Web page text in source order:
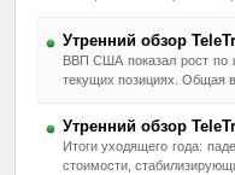
Утренний обзор
ВВП США показал рост по
текущих позициях. Общая
Утренний обзор
Итоги уходящего года:
стоимости,